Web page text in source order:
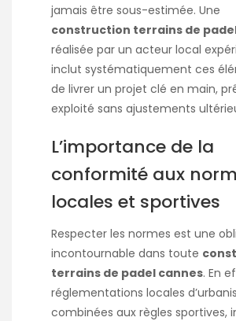
jamais être sous-estimée. Une
construction terrains de
réalisée par un acteur local
inclut systématiquement ces
de livrer un projet clé en main,
exploité sans ajustements
L’importance de la
conformité aux
locales et sportives
Respecter les normes est une
incontournable dans toute
terrains de padel cannes. En
réglementations locales
combinées aux règles sportives,